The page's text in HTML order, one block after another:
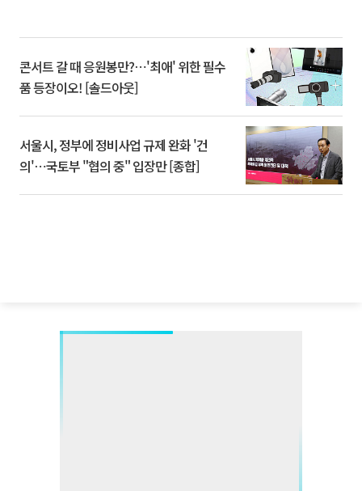
콘서트 갈 때 응원봉만?⋯'최애' 위한 필수
품 등장이오! [솔드아웃]
서울시, 정부에 정비사업 규제 완화 '건
의'⋯국토부 "협의 중" 입장만 [종합]